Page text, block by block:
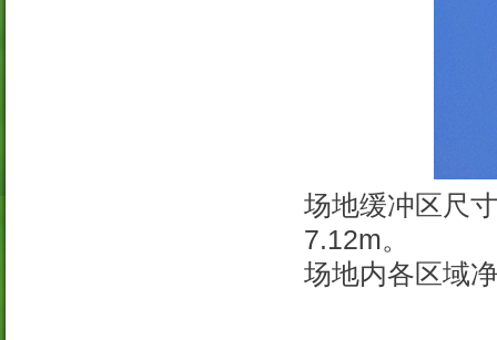
场地缓冲区尺
7.12m。
场地内各区域